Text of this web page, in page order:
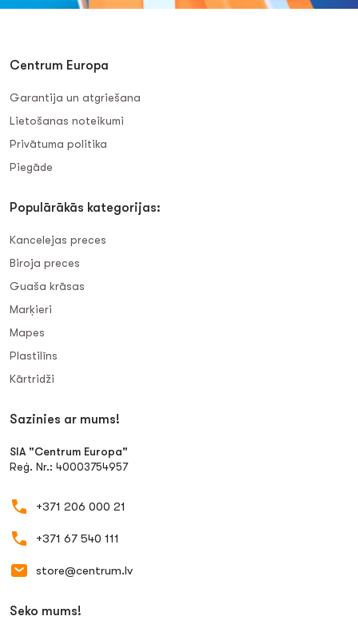
Centrum Europa
Garantija un atgriešana
Lietošanas noteikumi
Privātuma politika
Piegāde
Populārākās kategorijas:
Kancelejas preces
Biroja preces
Guaša krāsas
Marķieri
Mapes
Plastilīns
Kārtridži
Sazinies ar mums!
SIA "Centrum Europa"
Reģ. Nr.: 40003754957
+371 206 000 21
+371 67 540 111
store@centrum.lv
Seko mums!